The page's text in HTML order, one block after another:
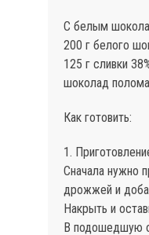
С белым
200 г белого
125 г сливки
шоколад
Как готовить:
1.
Сначала нужно
дрожжей и
Накрыть и
В подошедшую